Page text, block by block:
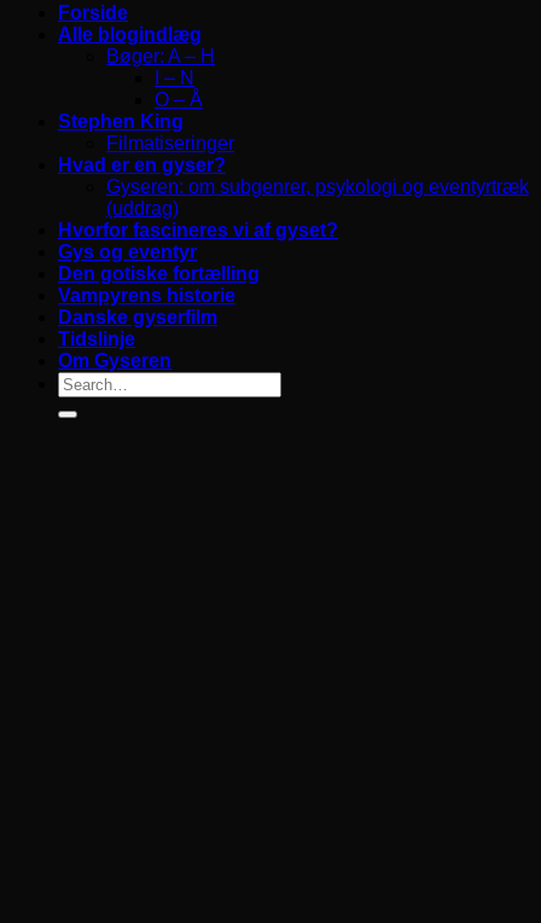
Forside
Alle blogindlæg
Bøger: A – H
I – N
O – Å
Stephen King
Filmatiseringer
Hvad er en gyser?
Gyseren: om subgenrer, psykologi og eventyrtræk
(uddrag)
Hvorfor fascineres vi af gyset?
Gys og eventyr
Den gotiske fortælling
Vampyrens historie
Danske gyserfilm
Tidslinje
Om Gyseren